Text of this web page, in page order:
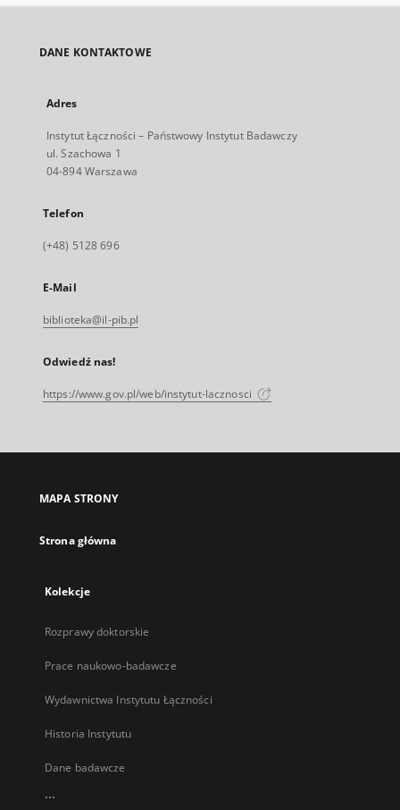
DANE KONTAKTOWE
Adres
Instytut Łączności – Państwowy Instytut Badawczy
ul. Szachowa 1
04-894 Warszawa
Telefon
(+48) 5128 696
E-Mail
biblioteka@il-pib.pl
Odwiedź nas!
https://www.gov.pl/web/instytut-lacznosci
MAPA STRONY
Strona główna
Kolekcje
Rozprawy doktorskie
Prace naukowo-badawcze
Wydawnictwa Instytutu Łączności
Historia Instytutu
Dane badawcze
...